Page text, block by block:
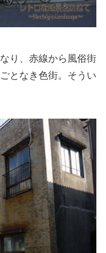
り、赤線から風俗街
となき色街。そうい